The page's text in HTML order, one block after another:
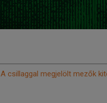
A csillaggal megjelölt mezők